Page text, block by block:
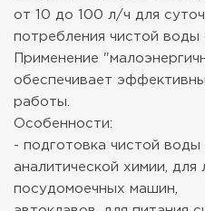
от 10 до 100 л/ч для
потребления чистой
Применение
обеспечивает
работы.
Особенности:
- подготовка чистой воды
аналитической химии,
посудомоечных машин,